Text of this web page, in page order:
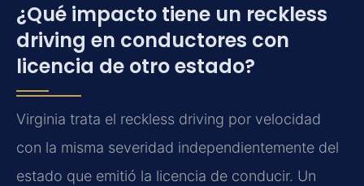
¿Qué impacto tiene un reckless
driving en conductores con
licencia de otro estado?
Virginia trata el reckless driving por velocidad
con la misma severidad independientemente del
estado que emitió la licencia de conducir. Un